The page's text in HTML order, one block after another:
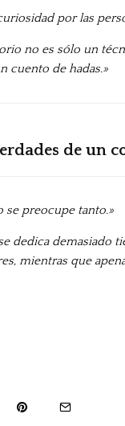
por las
no es sólo un
cuento de hadas.»
de un
se preocupe tanto.»
dedica demasiado
mientras que